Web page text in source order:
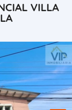
VILLA